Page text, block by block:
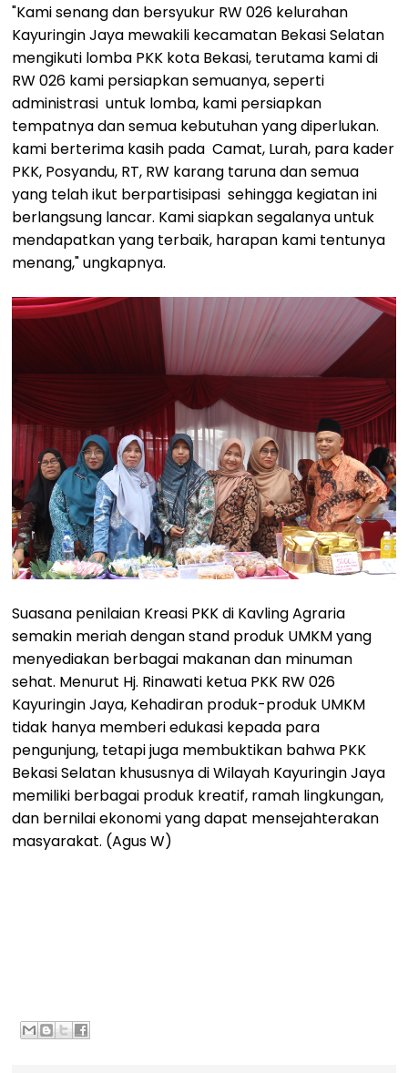
"Kami senang dan bersyukur RW 026 kelurahan
Kayuringin Jaya mewakili kecamatan Bekasi Selatan
mengikuti lomba PKK kota Bekasi, terutama kami di
RW 026 kami persiapkan semuanya, seperti
administrasi untuk lomba, kami persiapkan
tempatnya dan semua kebutuhan yang diperlukan.
kami berterima kasih pada Camat, Lurah, para kader
PKK, Posyandu, RT, RW karang taruna dan semua
yang telah ikut berpartisipasi sehingga kegiatan ini
berlangsung lancar. Kami siapkan segalanya untuk
mendapatkan yang terbaik, harapan kami tentunya
menang," ungkapnya.
Suasana penilaian Kreasi PKK di Kavling Agraria
semakin meriah dengan stand produk UMKM yang
menyediakan berbagai makanan dan minuman
sehat. Menurut Hj. Rinawati ketua PKK RW 026
Kayuringin Jaya, Kehadiran produk-produk UMKM
tidak hanya memberi edukasi kepada para
pengunjung, tetapi juga membuktikan bahwa PKK
Bekasi Selatan khususnya di Wilayah Kayuringin Jaya
memiliki berbagai produk kreatif, ramah lingkungan,
dan bernilai ekonomi yang dapat mensejahterakan
masyarakat. (Agus W)